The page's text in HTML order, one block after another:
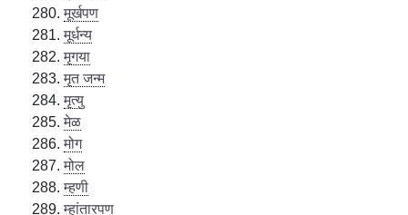
मूर्खपण
मूर्धन्य
मृगया
मृत जन्म
मृत्यु
मेळ
मोग
मोल
म्हणी
म्हांतारपण